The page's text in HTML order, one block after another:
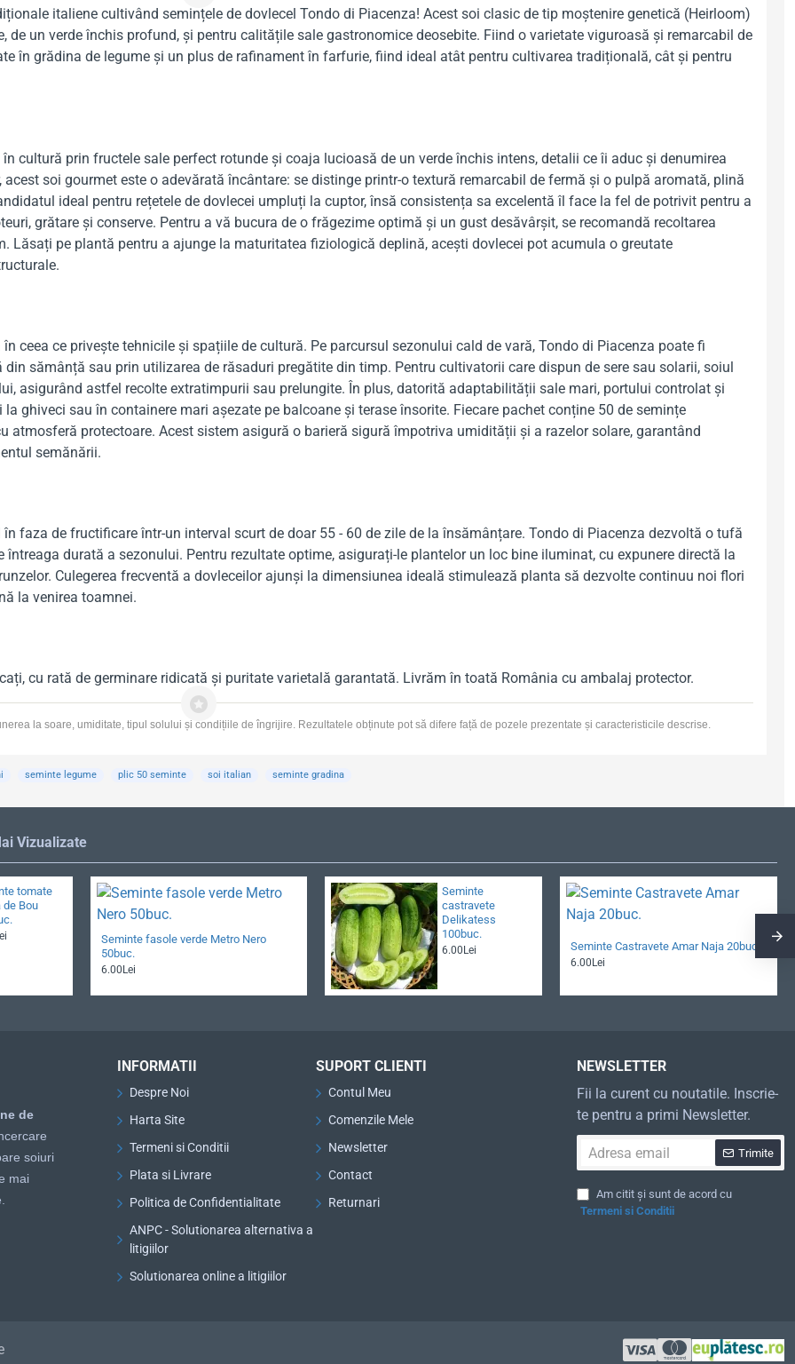
italiene cultivând semințele de dovlecel Tondo di Piacenza! Acest soi clasic de tip moștenire genetică (Heirloom)
de un verde închis profund, și pentru calitățile sale gastronomice deosebite. Fiind o varietate viguroasă și remarcabil de
în grădina de legume și un plus de rafinament în farfurie, fiind ideal atât pentru cultivarea tradițională, cât și pentru
cultură prin fructele sale perfect rotunde și coaja lucioasă de un verde închis intens, detalii ce îi aduc și denumirea
acest soi gourmet este o adevărată încântare: se distinge printr-o textură remarcabil de fermă și o pulpă aromată, plină
ideal pentru rețetele de dovlecei umpluți la cuptor, însă consistența sa excelentă îl face la fel de potrivit pentru a
grătare și conserve. Pentru a vă bucura de o frăgezime optimă și un gust desăvârșit, se recomandă recoltarea
Lăsați pe plantă pentru a ajunge la maturitatea fiziologică deplină, acești dovlecei pot acumula o greutate
ceea ce privește tehnicile și spațiile de cultură. Pe parcursul sezonului cald de vară, Tondo di Piacenza poate fi
sămânță sau prin utilizarea de răsaduri pregătite din timp. Pentru cultivatorii care dispun de sere sau solarii, soiul
asigurând astfel recolte extratimpurii sau prelungite. În plus, datorită adaptabilității sale mari, portului controlat și
ghiveci sau în containere mari așezate pe balcoane și terase însorite. Fiecare pachet conține 50 de semințe
atmosferă protectoare. Acest sistem asigură o barieră sigură împotriva umidității și a razelor solare, garantând
semănării.
faza de fructificare într-un interval scurt de doar 55 - 60 de zile de la însămânțare. Tondo di Piacenza dezvoltă o tufă
durată a sezonului. Pentru rezultate optime, asigurați-le plantelor un loc bine iluminat, cu expunere directă la
Culegerea frecventă a dovleceilor ajunși la dimensiunea ideală stimulează planta să dezvolte continuu noi flori
la venirea toamnei.
cu rată de germinare ridicată și puritate varietală garantată. Livrăm în toată România cu ambalaj protector.
la soare, umiditate, tipul solului și condițiile de îngrijire. Rezultatele obținute pot să difere față de pozele prezentate și caracteristicile descrise.
seminte legume plic 50 seminte soi italian seminte gradina
Vizualizate
tomate
de Bou
Seminte fasole verde Metro Nero
50buc.
6.00Lei
Seminte
castravete
Delikatess
100buc.
6.00Lei Seminte Castravete Amar Naja 20buc.
6.00Lei
de
soiuri
mai
INFORMATII
Despre Noi
Harta Site
Termeni si Conditii
Plata si Livrare
Politica de Confidentialitate
ANPC - Solutionarea alternativa a
litigiilor
Solutionarea online a litigiilor
SUPORT CLIENTI
Contul Meu
Comenzile Mele
Newsletter
Contact
Returnari
NEWSLETTER
Fii la curent cu noutatile. Inscrie-
te pentru a primi Newsletter.
email
Trimite
Am citit și sunt de acord cu
Termeni si Conditii